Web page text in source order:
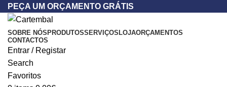
PEÇA UM ORÇAMENTO GRÁTIS
SOBRE NÓS PRODUTOSSERVIÇOS LOJAORÇAMENTOS
CONTACTOS
Entrar / Registar
Search
Favoritos